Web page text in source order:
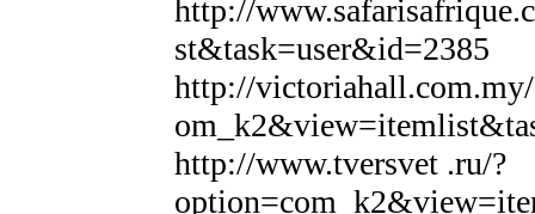
http://
st&task=user&id=2385
http://
http://www.tversvet .ru/?